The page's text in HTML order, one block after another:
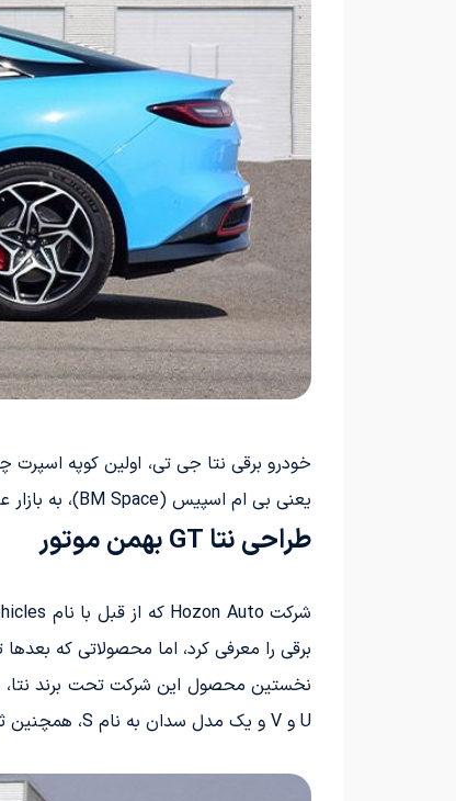
خودرو برقی نتا جی تی، اولین کوپه اسپرت
یعنی بی ام اسپیس (BM Space)، به بازار عرضه خواهد شد.
طراحی نتا GT بهمن موتور
برقی را معرفی کرد، اما محصولاتی که
U و V و یک مدل سدان به نام S، همچنین ثبت فروش 152،073 دستگاه در سال 2022، این شرکت خود را به بازار خودرو GT، یک کوپه­ برقی اسپرت نیز معرفی کرد.